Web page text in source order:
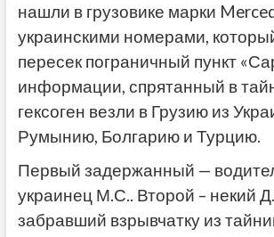
нашли в грузовике марки
украинскими номерами,
пересек пограничный пункт
информации, спрятанный в
гексоген везли в Грузию из
Румынию, Болгарию и Турцию.
Первый задержанный —
украинец М.С.. Второй – некий
забравший взрывчатку из